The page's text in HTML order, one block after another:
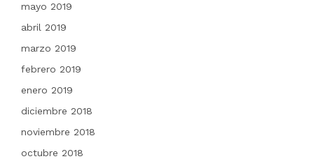
mayo 2019
abril 2019
marzo 2019
febrero 2019
enero 2019
diciembre 2018
noviembre 2018
octubre 2018